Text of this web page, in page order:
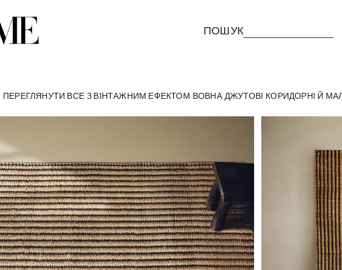
ПОШУК
ПЕРЕГЛЯНУТИ ВСЕ З ВІНТАЖНИМ ЕФЕКТОМ ВОВНА ДЖУТОВІ КОРИДОРНІ Й